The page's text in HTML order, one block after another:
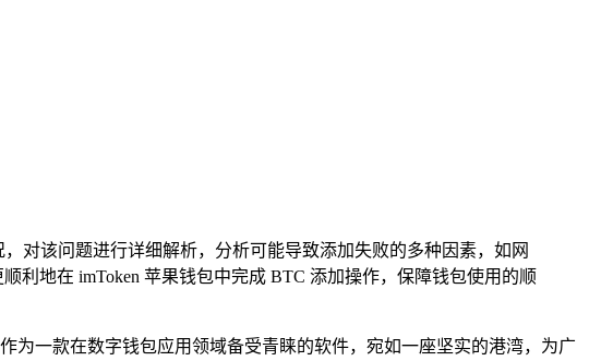
对该问题进行详细解析，分析可能导致添加失败的多种因素，如网
利地在 imToken 苹果钱包中完成 BTC 添加操作，保障钱包使用的顺
为一款在数字钱包应用领域备受青睐的软件，宛如一座坚实的港湾，为广